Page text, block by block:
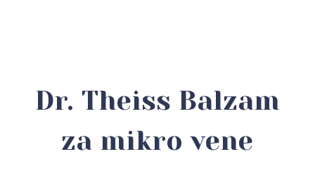
Dr. Theiss Balzam
za mikro vene